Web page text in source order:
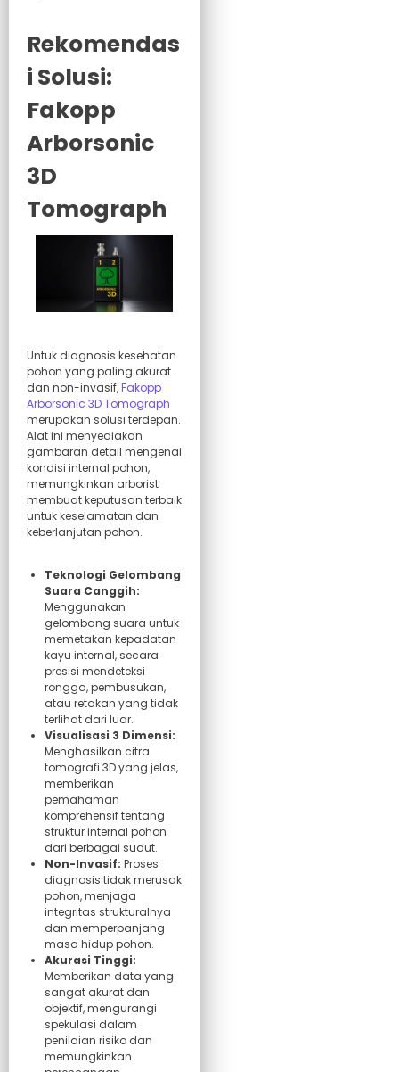
Rekomendas
i Solusi:
Fakopp
Arborsonic
3D
Tomograph
Untuk diagnosis kesehatan
pohon yang paling akurat
dan non-invasif,Fakopp
Arborsonic 3D Tomograph
merupakan solusi terdepan.
Alat ini menyediakan
gambaran detail mengenai
kondisi internal pohon,
memungkinkan arborist
membuat keputusan terbaik
untuk keselamatan dan
keberlanjutan pohon.
Teknologi Gelombang
Suara Canggih:
Menggunakan
gelombang suara untuk
memetakan kepadatan
kayu internal, secara
presisi mendeteksi
rongga, pembusukan,
atau retakan yang tidak
terlihat dari luar.
Visualisasi 3 Dimensi:
Menghasilkan citra
tomografi 3D yang jelas,
memberikan
pemahaman
komprehensif tentang
struktur internal pohon
dari berbagai sudut.
Non-Invasif: Proses
diagnosis tidak merusak
pohon, menjaga
integritas strukturalnya
dan memperpanjang
masa hidup pohon.
Akurasi Tinggi:
Memberikan data yang
sangat akurat dan
objektif, mengurangi
spekulasi dalam
penilaian risiko dan
memungkinkan